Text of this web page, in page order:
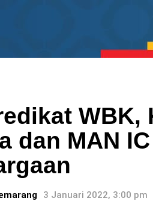
WBK,
dan MAN
3 Januari 2022, 3:00 pm